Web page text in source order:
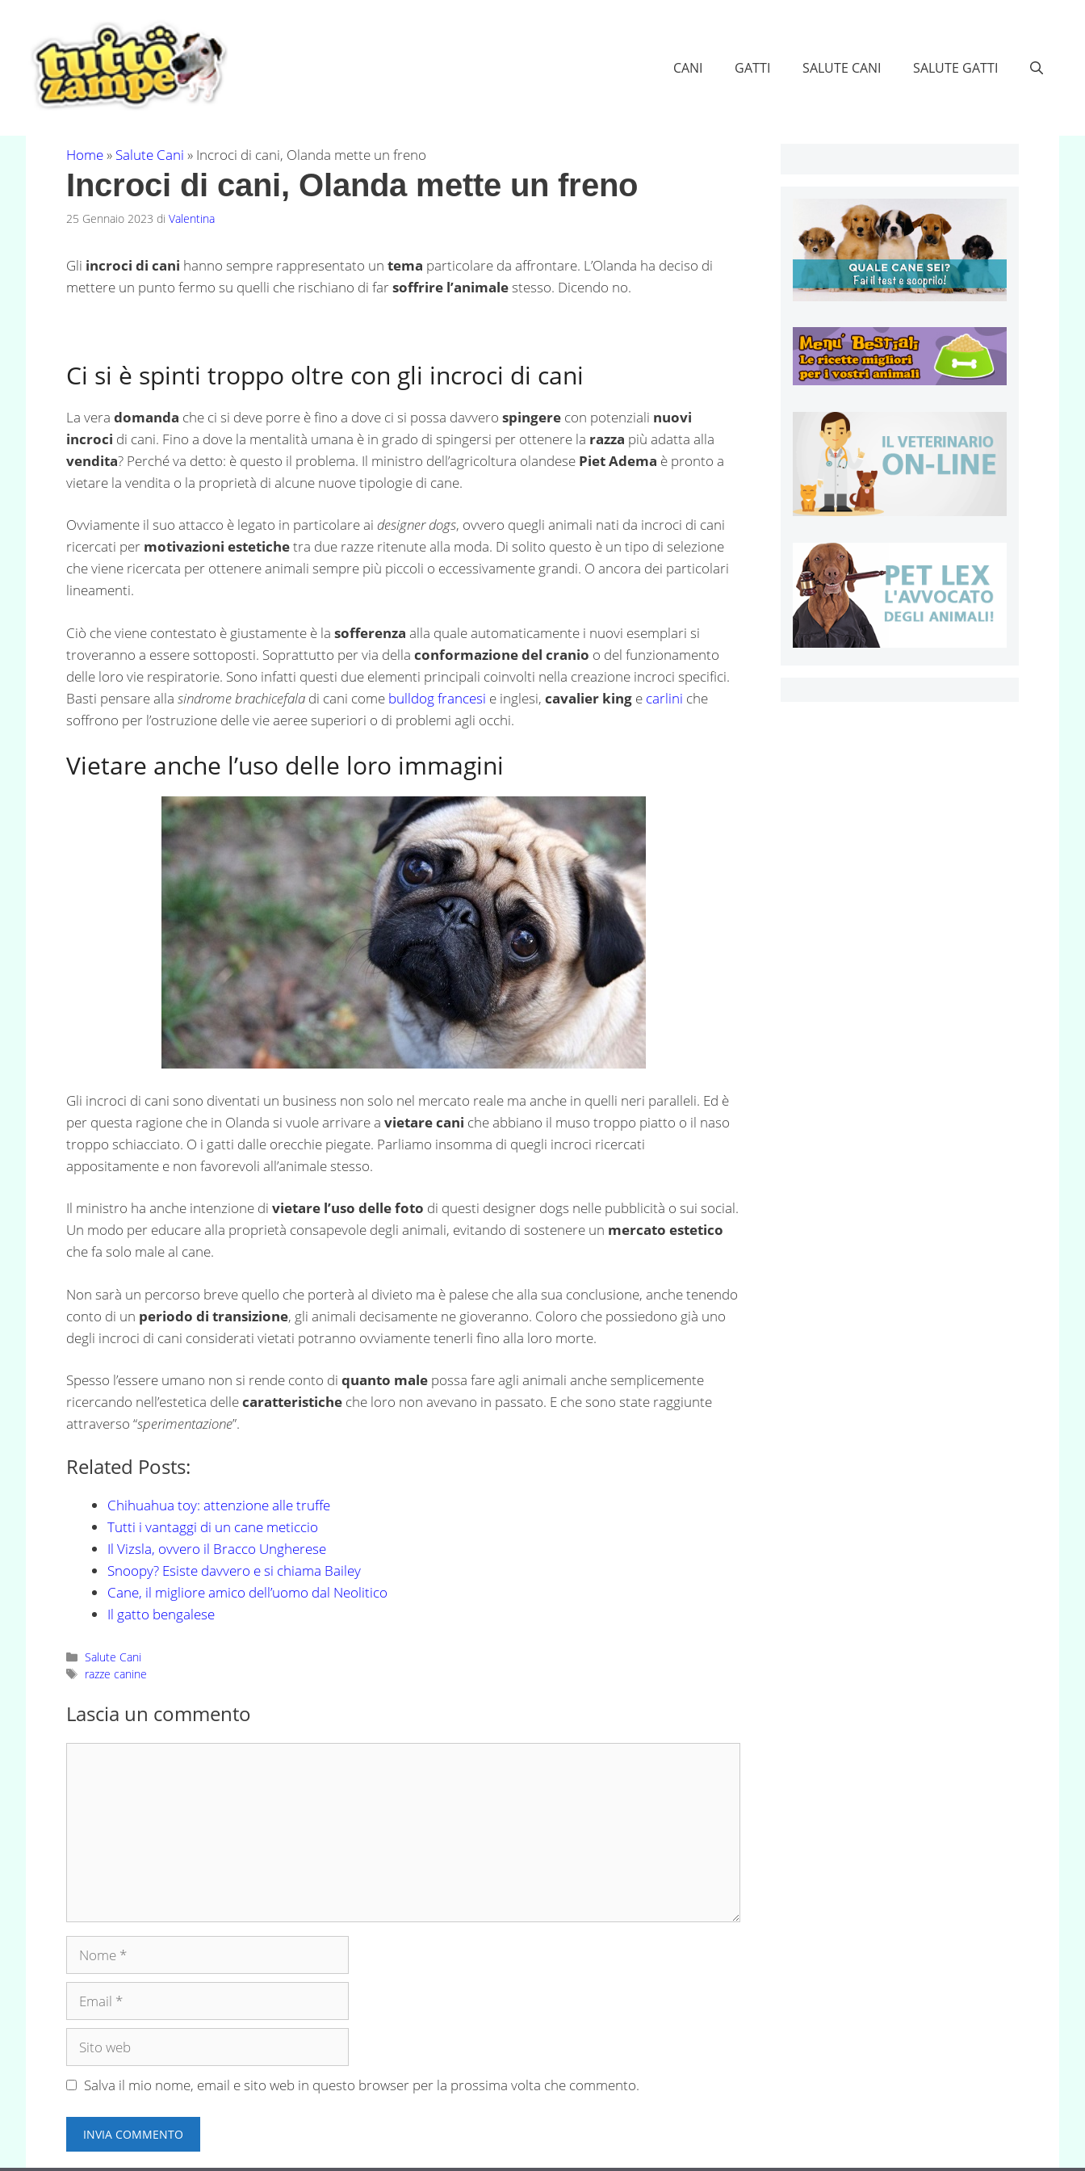
contenuto
CANI GATTI SALUTE CANI SALUTE GATTI
Home» Salute Cani » Incroci di cani, Olanda mette un freno
Incroci di cani, Olanda mette un freno
25 Gennaio 2023 di Valentina
Gli incroci di cani hanno sempre rappresentato un tema particolare da affrontare. L’Olanda ha deciso di
mettere un punto fermo su quelli che rischiano di farsoffrire l’animalestesso. Dicendo no.
Ci si è spinti troppo oltre con gli incroci di cani
La vera domanda che ci si deve porre è fino a dove ci si possa davvero spingere con potenziali nuovi
incroci di cani. Fino a dove la mentalità umana è in grado di spingersi per ottenere la razza più adatta alla
vendita? Perché va detto: è questo il problema. Il ministro dell’agricoltura olandese Piet Adema è pronto a
vietare la vendita o la proprietà di alcune nuove tipologie di cane.
Ovviamente il suo attacco è legato in particolare ai designer dogs, ovvero quegli animali nati da incroci di cani
ricercati per motivazioni estetichetra due razze ritenute alla moda. Di solito questo è un tipo di selezione
che viene ricercata per ottenere animali sempre più piccoli o eccessivamente grandi. O ancora dei particolari
lineamenti.
Ciò che viene contestato è giustamente è la sofferenza alla quale automaticamente i nuovi esemplari si
troveranno a essere sottoposti. Soprattutto per via della conformazione del cranio o del funzionamento
delle loro vie respiratorie. Sono infatti questi due elementi principali coinvolti nella creazione incroci specifici.
Basti pensare alla sindrome brachicefala di cani come bulldog francesi e inglesi, cavalier king e carlini che
soffrono per l’ostruzione delle vie aeree superiori o di problemi agli occhi.
Vietare anche l’uso delle loro immagini
Gli incroci di cani sono diventati un business non solo nel mercato reale ma anche in quelli neri paralleli. Ed è
per questa ragione che in Olanda si vuole arrivare a vietare cani che abbiano il muso troppo piatto o il naso
troppo schiacciato. O i gatti dalle orecchie piegate. Parliamo insomma di quegli incroci ricercati
appositamente e non favorevoli all’animale stesso.
Il ministro ha anche intenzione di vietare l’uso delle foto di questi designer dogs nelle pubblicità o sui social.
Un modo per educare alla proprietà consapevole degli animali, evitando di sostenere un mercato estetico
che fa solo male al cane.
Non sarà un percorso breve quello che porterà al divieto ma è palese che alla sua conclusione, anche tenendo
conto di un periodo di transizione, gli animali decisamente ne gioveranno. Coloro che possiedono già uno
degli incroci di cani considerati vietati potranno ovviamente tenerli fino alla loro morte.
Spesso l’essere umano non si rende conto di quanto male possa fare agli animali anche semplicemente
ricercando nell’estetica dellecaratteristiche che loro non avevano in passato. E che sono state raggiunte
attraverso “sperimentazione”.
Related Posts:
Chihuahua toy: attenzione alle truffe
Tutti i vantaggi di un cane meticcio
Il Vizsla, ovvero il Bracco Ungherese
Snoopy? Esiste davvero e si chiama Bailey
Cane, il migliore amico dell’uomo dal Neolitico
Il gatto bengalese
Categorie
Salute Cani
Tag
razze canine
Lascia un commento
Nome
Email
Sito
Salva il mio nome, email e sito web in questo browser per la prossima volta che commento.